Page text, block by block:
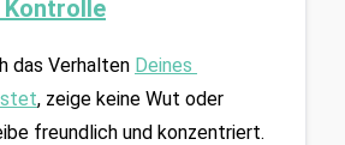
Kontrolle
das Verhalten Deines
, zeige keine Wut oder
freundlich und konzentriert.